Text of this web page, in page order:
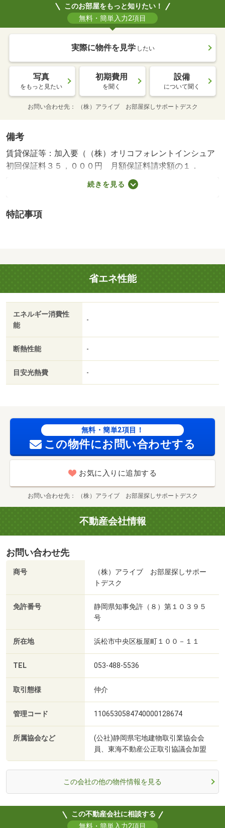
このお部屋をもっと知りたい！
無料・簡単入力2項目
実際に物件を見学 したい
写真
をもっと見たい
初期費用
を聞く
設備
について聞く
お問い合わせ先 （株）アライブ お部屋探しサポートデスク
備考
賃貸保証等：加入要（（株）オリコフォレントインシュア
初回保証料３５，０００円 月額保証料請求額の１．
５％）・維持費等：自治会費１，０００円／月・Ｆサポー
トｐｌｕｓ２，４２０円／月・☆お問い合わせは『アライ
方法』などご不明な点がありましたらお気軽に問合せくだ
続きを見る
特記事項
省エネ性能
エネルギー消費性
能
-
断熱性能 -
目安光熱費 -
無料・簡単2項目！
この物件にお問い合わせする
お気に入りに追加する
お問い合わせ先 （株）アライブ お部屋探しサポートデスク
不動産会社情報
お問い合わせ先
商号
（株）アライブ お部屋探しサポー
トデスク
免許番号
静岡県知事免許（８）第１０３９５
号
所在地 浜松市中央区板屋町１００－１１
TEL 053-488-5536
取引態様 仲介
管理コード 1106530584740000128674
所属協会など
(公社)静岡県宅地建物取引業協会会
員、東海不動産公正取引協議会加盟
この会社の他の物件情報を見る
この不動産会社に相談する
無料・簡単入力2項目